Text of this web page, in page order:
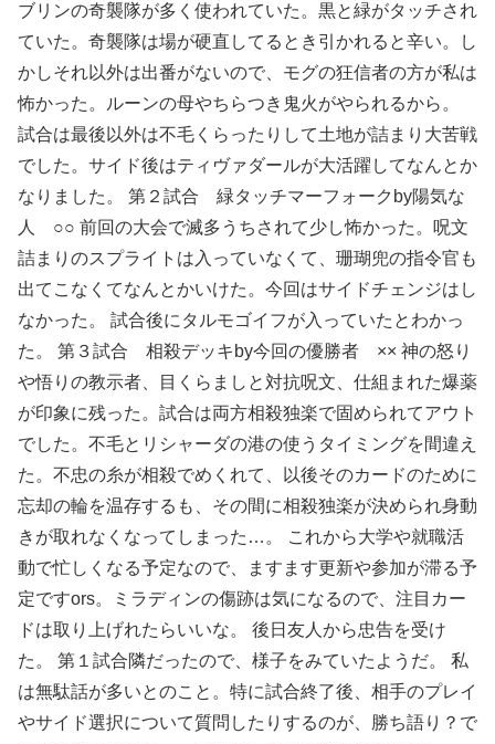
ブリンの奇襲隊が多く使われていた。黒と緑がタッチされ
ていた。奇襲隊は場が硬直してるとき引かれると辛い。し
かしそれ以外は出番がないので、モグの狂信者の方が私は
怖かった。ルーンの母やちらつき鬼火がやられるから。
試合は最後以外は不毛くらったりして土地が詰まり大苦戦
でした。サイド後はティヴァダールが大活躍してなんとか
なりました。 第２試合 緑タッチマーフォークby陽気な
人 ○○ 前回の大会で滅多うちされて少し怖かった。呪文
詰まりのスプライトは入っていなくて、珊瑚兜の指令官も
出てこなくてなんとかいけた。今回はサイドチェンジはし
なかった。 試合後にタルモゴイフが入っていたとわかっ
た。 第３試合 相殺デッキby今回の優勝者 ×× 神の怒り
や悟りの教示者、目くらましと対抗呪文、仕組まれた爆薬
が印象に残った。試合は両方相殺独楽で固められてアウト
でした。不毛とリシャーダの港の使うタイミングを間違え
た。不忠の糸が相殺でめくれて、以後そのカードのために
忘却の輪を温存するも、その間に相殺独楽が決められ身動
きが取れなくなってしまった…。 これから大学や就職活
動で忙しくなる予定なので、ますます更新や参加が滞る予
定ですors。ミラディンの傷跡は気になるので、注目カー
ドは取り上げれたらいいな。 後日友人から忠告を受け
た。 第１試合隣だったので、様子をみていたようだ。 私
は無駄話が多いとのこと。特に試合終了後、相手のプレイ
やサイド選択について質問したりするのが、勝ち語り？で